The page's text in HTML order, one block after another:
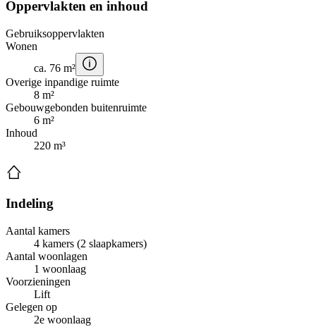
Oppervlakten en inhoud
Gebruiksoppervlakten
Wonen
ca. 76 m²
Overige inpandige ruimte
8 m²
Gebouwgebonden buitenruimte
6 m²
Inhoud
220 m³
Indeling
Aantal kamers
4 kamers (2 slaapkamers)
Aantal woonlagen
1 woonlaag
Voorzieningen
Lift
Gelegen op
2e woonlaag